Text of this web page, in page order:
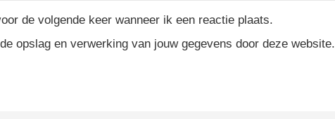
de volgende keer wanneer ik een reactie plaats.
opslag en verwerking van jouw gegevens door deze website.